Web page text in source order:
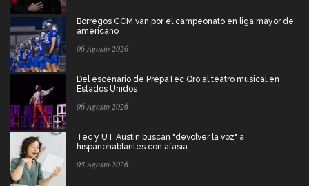
Borregos CCM van por el campeonato en liga mayor de
americano
06 Agosto 2026
Del escenario de PrepaTec Qro al teatro musical en
Estados Unidos
06 Agosto 2026
Tec y UT Austin buscan "devolver la voz" a
hispanohablantes con afasia
05 Agosto 2026